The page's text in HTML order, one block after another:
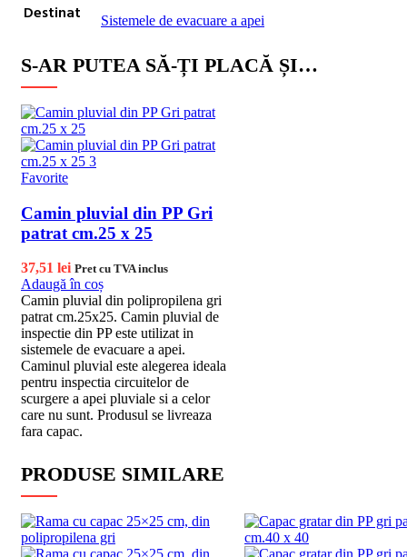
Destinat Sistemele de evacuare a apei
S-AR PUTEA SĂ-ȚI PLACĂ ȘI…
Favorite
Camin pluvial din PP Gri
patrat cm.25 x 25
37,51 lei Pret cu TVA inclus
Adaugă în coș
Camin pluvial din polipropilena gri
patrat cm.25x25. Camin pluvial de
inspectie din PP este utilizat in
sistemele de evacuare a apei.
Caminul pluvial este alegerea ideala
pentru inspectia circuitelor de
scurgere a apei pluviale si a celor
care nu sunt. Produsul se livreaza
fara capac.
PRODUSE SIMILARE